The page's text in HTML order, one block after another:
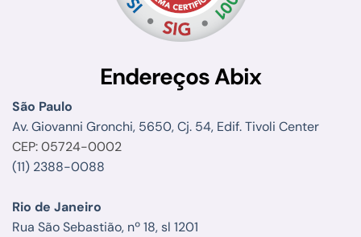
Endereços Abix
São Paulo
Av. Giovanni Gronchi, 5650, Cj. 54, Edif. Tivoli Center
CEP: 05724-0002
(11) 2388-0088
Rio de Janeiro
Rua São Sebastião, nº 18, sl 1201